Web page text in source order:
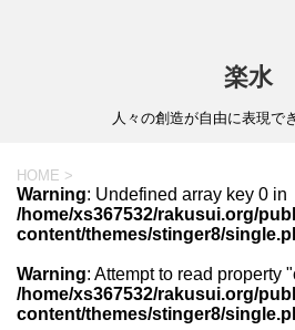
楽水
人々の創造が自由に表現で
HOME >
Warning: Undefined array key 0 in
/home/xs367532/rakusui.org/
content/themes/stinger8/
Warning: Attempt to read property
/home/xs367532/rakusui.org/
content/themes/stinger8/